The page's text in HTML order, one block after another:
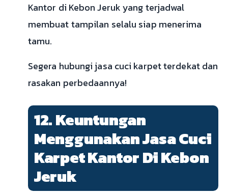
Kantor di Kebon Jeruk yang terjadwal
membuat tampilan selalu siap menerima
tamu.
Segera hubungi jasa cuci karpet terdekat dan
rasakan perbedaannya!
12. Keuntungan
Menggunakan Jasa Cuci
Karpet Kantor Di Kebon
Jeruk